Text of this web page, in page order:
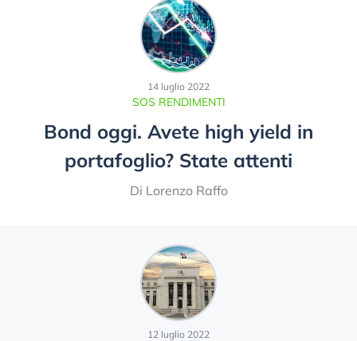
SOS RENDIMENTI
14 luglio 2022
Bond oggi. Avete high yield in
portafoglio? State attenti
Di Lorenzo Raffo
12 luglio 2022